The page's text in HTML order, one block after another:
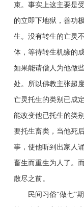
束。事实上这主要是
的立即下地狱，善功
生。没有转生的亡灵
体，等待转生机缘的
如果能请僧人为他做
处。所以佛教主张超
亡灵托生的类别已成
能改变他已托生的类
要托生畜类，当他死
事，使他听到出家人
畜生而重生为人了。
散尽之前。
民间习俗“做七”